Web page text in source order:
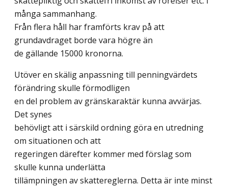
många sammanhang.
Från flera håll har framförts krav på att
grundavdraget borde vara högre än
de gällande 15000 kronorna.
Utöver en skälig anpassning till penningvärdets
förändring skulle förmodligen
en del problem av gränskaraktär kunna avvärjas.
Det synes
behövligt att i särskild ordning göra en utredning
om situationen och att
regeringen därefter kommer med förslag som
skulle kunna underlätta
tillämpningen av skattereglerna. Detta är inte minst